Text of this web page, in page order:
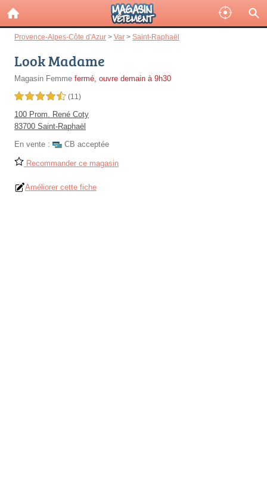
Provence-Alpes-Côte d'Azur > Var > Saint-Raphaël
Look Madame
Magasin Femme fermé, ouvre demain à 9h30
4,5 étoiles sur 5 (11)
100 Prom. René Coty
83700 Saint-Raphaël
En vente :
CB acceptée
Recommander ce magasin
Améliorer cette fiche